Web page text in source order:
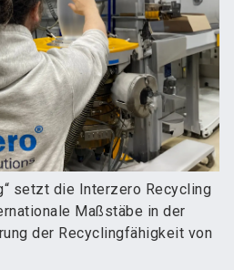
setzt die Interzero Recycling
Maßstäbe in der
der Recyclingfähigkeit von